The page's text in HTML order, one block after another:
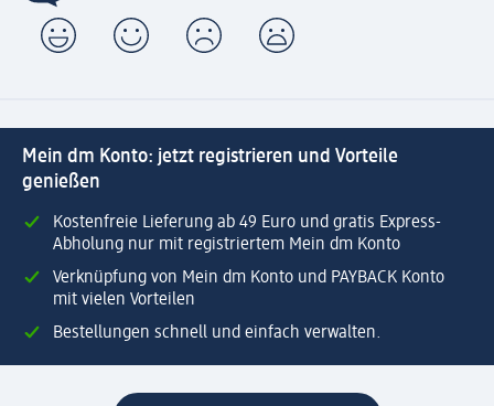
Mein dm Konto: jetzt registrieren und Vorteile
genießen
Kostenfreie Lieferung ab 49 Euro und gratis Express-
Abholung nur mit registriertem Mein dm Konto
Verknüpfung von Mein dm Konto und PAYBACK Konto
mit vielen Vorteilen
Bestellungen schnell und einfach verwalten.